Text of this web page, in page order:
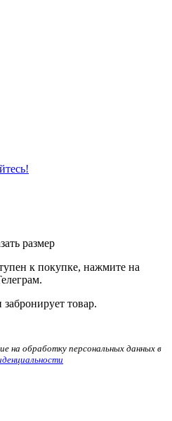
размер
к покупке, нажмите на
товар.
на обработку персональных данных в